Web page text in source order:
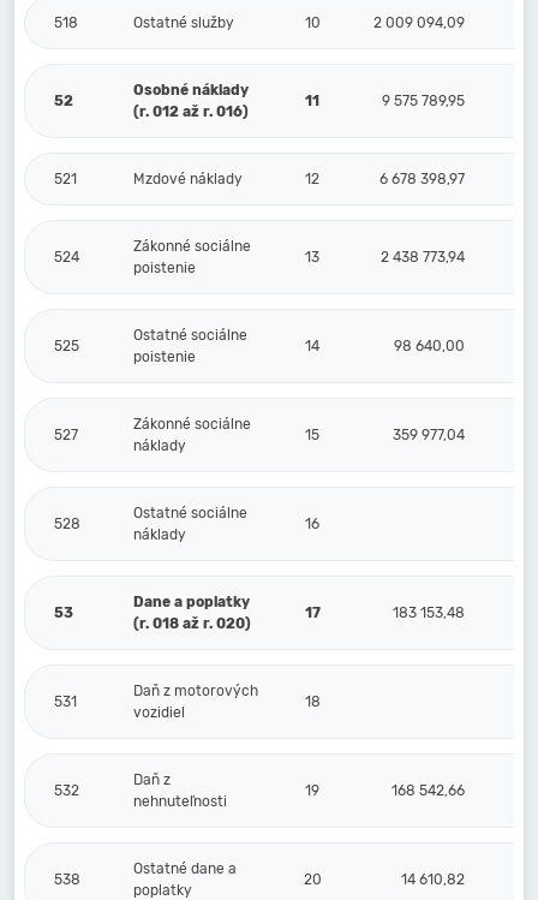
518 Ostatné služby 10 2 009 094,09
52
Osobné náklady
(r. 012 až r. 016)
11 9 575 789,95
521 Mzdové náklady 12 6 678 398,97
524
Zákonné sociálne
poistenie
13 2 438 773,94
525
Ostatné sociálne
poistenie
14 98 640,00
527
Zákonné sociálne
náklady
15 359 977,04
528
Ostatné sociálne
náklady
16
53
Dane a poplatky
(r. 018 až r. 020)
17 183 153,48
531
Daň z motorových
vozidiel
18
532
Daň z
nehnuteľnosti
19 168 542,66
538
Ostatné dane a
poplatky
20 14 610,82